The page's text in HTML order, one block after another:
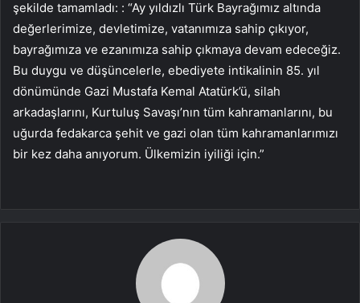
şekilde tamamladı: : “Ay yıldızlı Türk Bayrağımız altında
değerlerimize, devletimize, vatanımıza sahip çıkıyor,
bayrağımıza ve ezanımıza sahip çıkmaya devam edeceğiz.
Bu duygu ve düşüncelerle, ebediyete intikalinin 85. yıl
dönümünde Gazi Mustafa Kemal Atatürk’ü, silah
arkadaşlarını, Kurtuluş Savaşı’nın tüm kahramanlarını, bu
uğurda fedakarca şehit ve gazi olan tüm kahramanlarımızı
bir kez daha anıyorum. Ülkemizin iyiliği için.”